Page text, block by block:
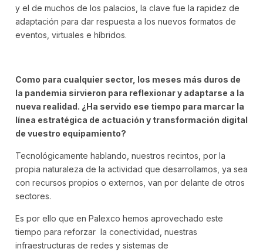
y el de muchos de los palacios, la clave fue la rapidez de
adaptación para dar respuesta a los nuevos formatos de
eventos, virtuales e híbridos.
Como para cualquier sector, los meses más duros de
la pandemia sirvieron para reflexionar y adaptarse a la
nueva realidad. ¿Ha servido ese tiempo para marcar la
línea estratégica de actuación y transformación digital
de vuestro equipamiento?
Tecnológicamente hablando, nuestros recintos, por la
propia naturaleza de la actividad que desarrollamos, ya sea
con recursos propios o externos, van por delante de otros
sectores.
Es por ello que en Palexco hemos aprovechado este
tiempo para reforzar la conectividad, nuestras
infraestructuras de redes y sistemas de